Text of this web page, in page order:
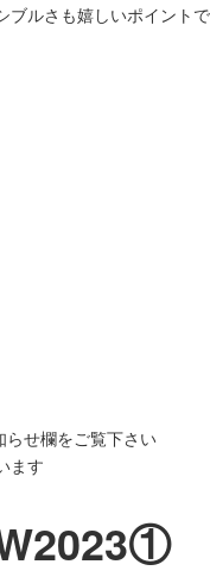
ブルさも嬉しいポイントで
らせ欄をご覧下さい
ます